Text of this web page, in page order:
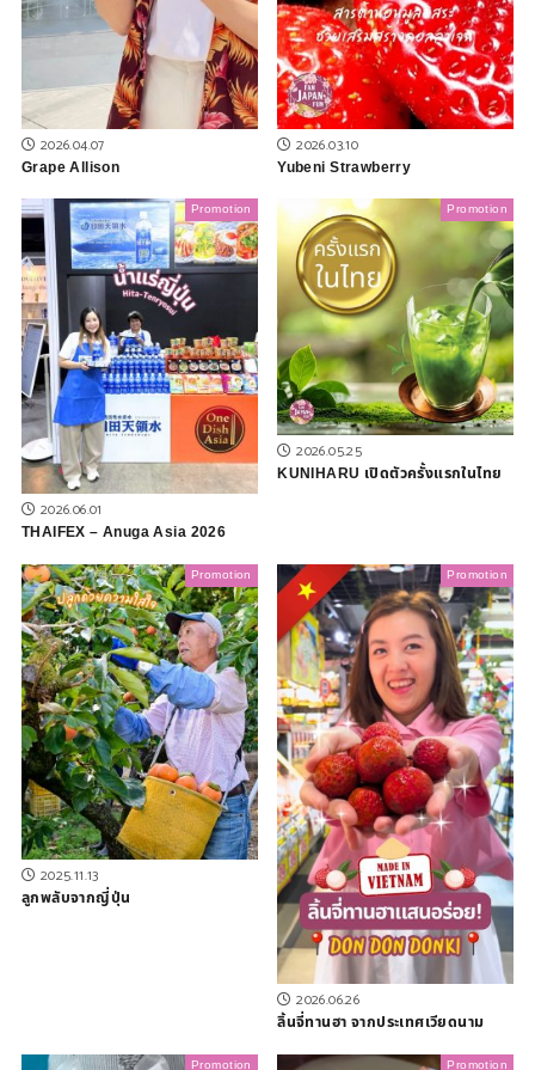
2026.04.07
Grape Allison
2026.03.10
Yubeni Strawberry
Promotion
2026.06.01
THAIFEX – Anuga Asia 2026
Promotion
2026.05.25
KUNIHARU เปิดตัวครั้งแรกในไทย
Promotion
2025.11.13
ลูกพลับจากญี่ปุ่น
Promotion
2026.06.26
ลิ้นจี่ทานฮา จากประเทศเวียดนาม
Promotion Promotion